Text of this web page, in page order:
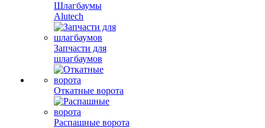
Шлагбаумы
Alutech
Запчасти для
шлагбаумов
Откатные ворота
Распашные ворота